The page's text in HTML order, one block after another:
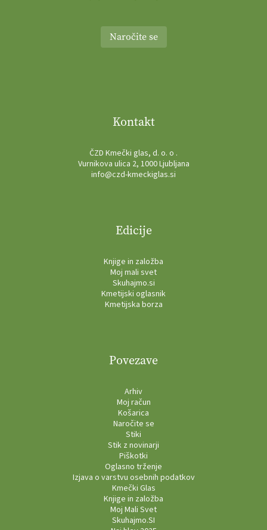
Naročite se
Kontakt
ČZD Kmečki glas, d. o. o .
Vurnikova ulica 2, 1000 Ljubljana
info@czd-kmeckiglas.si
Edicije
Knjige in založba
Moj mali svet
Skuhajmo.si
Kmetijski oglasnik
Kmetijska borza
Povezave
Arhiv
Moj račun
Košarica
Naročite se
Stiki
Stik z novinarji
Piškotki
Oglasno trženje
Izjava o varstvu osebnih podatkov
Kmečki Glas
Knjige in založba
Moj Mali Svet
Skuhajmo.SI